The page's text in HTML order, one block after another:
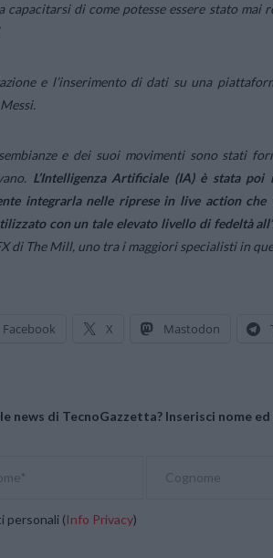
di come potesse essere stato mai
e l’inserimento di dati su una
e dei suoi movimenti sono stati
L’Intelligenza Artificiale (IA) è stata
integrarla nelle riprese in live action
con un tale elevato livello di fedeltà
di The Mill, uno tra i maggiori specialisti in
Facebook X Mastodon
news di TecnoGazzetta? Inserisci nome
personali (Info Privacy)